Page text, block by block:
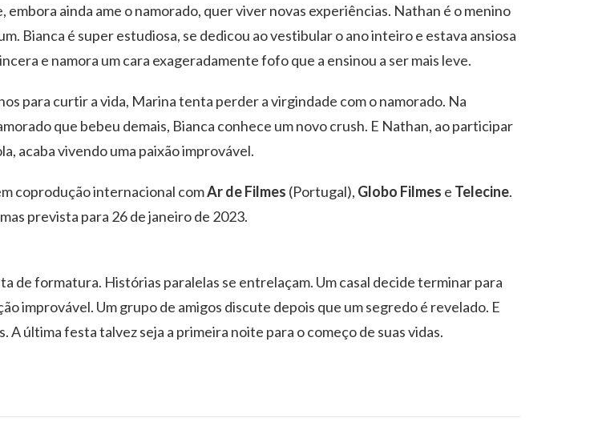
ainda ame o namorado, quer viver novas experiências. Nathan é o menino
Bianca é super estudiosa, se dedicou ao vestibular o ano inteiro e estava ansiosa
e namora um cara exageradamente fofo que a ensinou a ser mais leve.
para curtir a vida, Marina tenta perder a virgindade com o namorado. Na
que bebeu demais, Bianca conhece um novo crush. E Nathan, ao participar
acaba vivendo uma paixão improvável.
coprodução internacional comAr de Filmes (Portugal), Globo Filmes e Telecine.
prevista para 26 de janeiro de 2023.
de formatura. Histórias paralelas se entrelaçam. Um casal decide terminar para
improvável. Um grupo de amigos discute depois que um segredo é revelado. E
última festa talvez seja a primeira noite para o começo de suas vidas.